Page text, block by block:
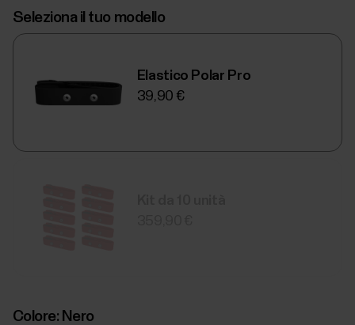
Seleziona il tuo modello
Elastico Polar Pro
39,90 €
Colore: Nero